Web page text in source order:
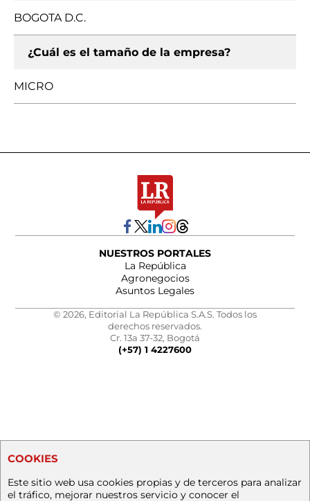
BOGOTA D.C.
¿Cuál es el tamaño de la empresa?
MICRO
NUESTROS PORTALES
La República
Agronegocios
Asuntos Legales
© 2026, Editorial La República S.A.S. Todos los
derechos reservados.
Cr. 13a 37-32, Bogotá
(+57) 1 4227600
COOKIES
Este sitio web usa cookies propias y de terceros para analizar
el tráfico, mejorar nuestros servicio y conocer el